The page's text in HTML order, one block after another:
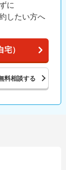
に
したい方へ
）
料相談する